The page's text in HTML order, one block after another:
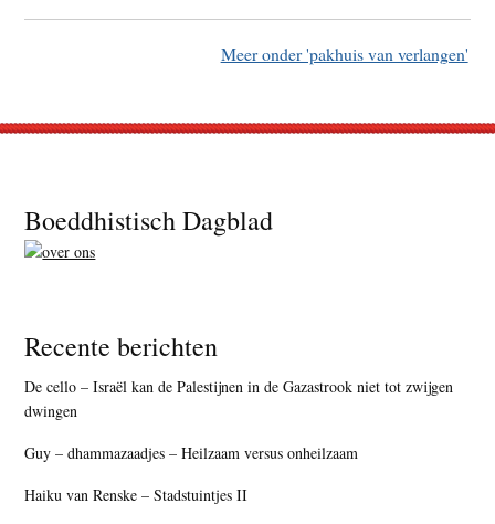
Meer onder 'pakhuis van verlangen'
Footer
Boeddhistisch Dagblad
Recente berichten
De cello – Israël kan de Palestijnen in de Gazastrook niet tot zwijgen
dwingen
Guy – dhammazaadjes – Heilzaam versus onheilzaam
Haiku van Renske – Stadstuintjes II